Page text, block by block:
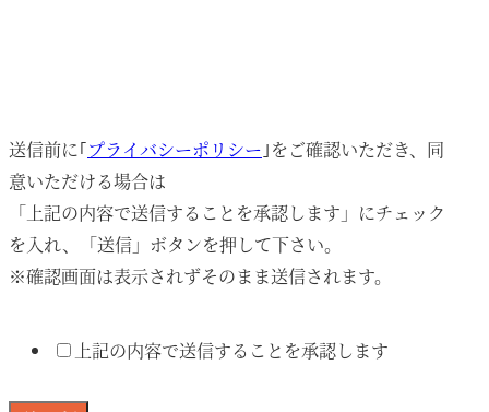
送信前に｢プライバシーポリシー ｣をご確認いただき、同
意いただける場合は
「上記の内容で送信することを承認します」にチェック
を入れ、「送信」ボタンを押して下さい。
※確認画面は表示されずそのまま送信されます。
上記の内容で送信することを承認します